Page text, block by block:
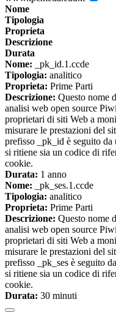
Nome
Tipologia
Proprieta
Descrizione
Durata
Nome: _pk_id.1.ccde
Tipologia: analitico
Proprieta: Prime Parti
Descrizione: Questo nome
analisi web open source
proprietari di siti Web a
misurare le prestazioni del
prefisso _pk_id è seguito da
si ritiene sia un codice di
cookie.
Durata: 1 anno
Nome: _pk_ses.1.ccde
Tipologia: analitico
Proprieta: Prime Parti
Descrizione: Questo nome
analisi web open source
proprietari di siti Web a
misurare le prestazioni del
prefisso _pk_ses è seguito
si ritiene sia un codice di
cookie.
Durata: 30 minuti